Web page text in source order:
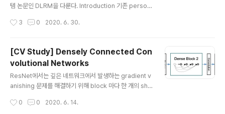
활용하여, 저해상도(LR)의 입력 이미지와 고해상도(HR)의
조..
on Systems
템 논문인 DLRM을 다룬다. Introduction 기존 person
활용된 연구들을 살펴보면 크게 두 부류로 구분할 수 있다.
기호에 따라 카테고리를 선택하도록 하는 방식을 사용하였
다. 이것이 발전되어서 만들어진 것이 과거의 유저의 행동
(상품을 장바구니에 넣는다든지, 구독을 한다든지, 좋아요
를 누른다든지...)에 기반하여 추천을 하는 CF(collaborat
상품을 함께 grouping하여 추천을 하는..
3 0 2020. 6. 30.
[CV Study] Densely Connected Con
volutional Networks
ResNet에서는 깊은 네트워크에서 발생하는 gradient v
anishing 문제를 해결하기 위해 block 마다 한 개의 sho
은 shortcut connection을 극단적으로 늘린 케이스라고
0 0 2020. 6. 14.